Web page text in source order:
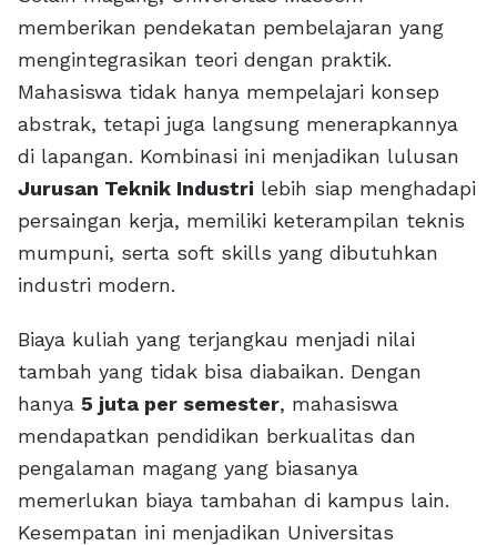
memberikan pendekatan pembelajaran yang
mengintegrasikan teori dengan praktik.
Mahasiswa tidak hanya mempelajari konsep
abstrak, tetapi juga langsung menerapkannya
di lapangan. Kombinasi ini menjadikan lulusan
Jurusan Teknik Industri lebih siap menghadapi
persaingan kerja, memiliki keterampilan teknis
mumpuni, serta soft skills yang dibutuhkan
industri modern.
Biaya kuliah yang terjangkau menjadi nilai
tambah yang tidak bisa diabaikan. Dengan
hanya 5 juta per semester, mahasiswa
mendapatkan pendidikan berkualitas dan
pengalaman magang yang biasanya
memerlukan biaya tambahan di kampus lain.
Kesempatan ini menjadikan Universitas